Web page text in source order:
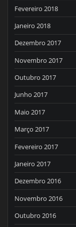
Fevereiro 2018
Janeiro 2018
Dezembro 2017
Novembro 2017
Outubro 2017
Junho 2017
Maio 2017
Março 2017
Fevereiro 2017
Janeiro 2017
Dezembro 2016
Novembro 2016
Outubro 2016